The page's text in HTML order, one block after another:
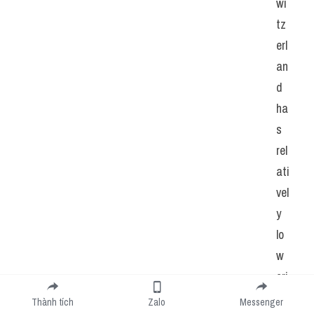
tz
erl
an
d
ha
s
rel
ati
vel
y
lo
w
cri
m
Thành tích Zalo Messenger